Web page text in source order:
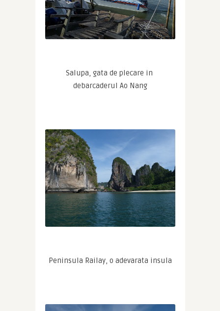
Salupa, gata de plecare in
debarcaderul Ao Nang
Peninsula Railay, o adevarata insula